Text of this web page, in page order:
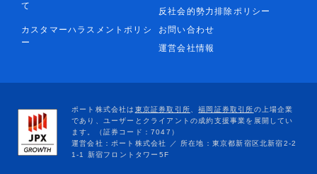
て
反社会的勢力排除ポリシー
カスタマーハラスメントポリシ
ー
お問い合わせ
運営会社情報